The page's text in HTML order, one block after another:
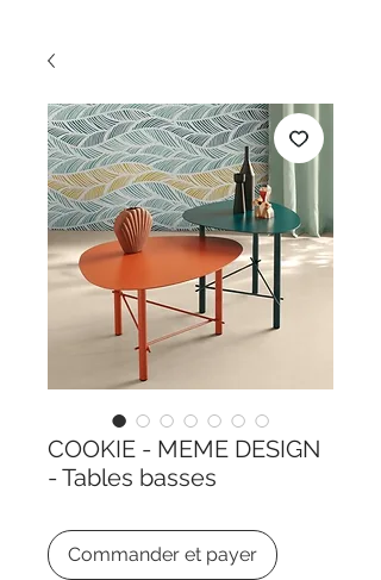
COOKIE - MEME DESIGN
- Tables basses
Commander et payer